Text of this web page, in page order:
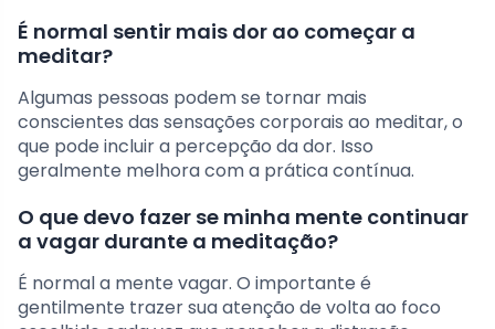
É normal sentir mais dor ao começar a
meditar?
Algumas pessoas podem se tornar mais
conscientes das sensações corporais ao meditar, o
que pode incluir a percepção da dor. Isso
geralmente melhora com a prática contínua.
O que devo fazer se minha mente continuar
a vagar durante a meditação?
É normal a mente vagar. O importante é
gentilmente trazer sua atenção de volta ao foco